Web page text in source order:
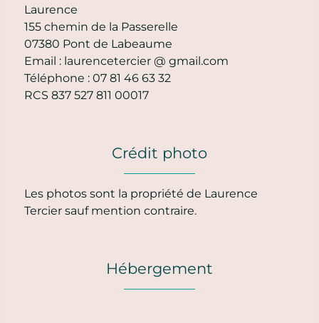
Laurence
155 chemin de la Passerelle
07380 Pont de Labeaume
Email : laurencetercier @ gmail.com
Téléphone : 07 81 46 63 32
RCS 837 527 811 00017
Crédit photo
Les photos sont la propriété de Laurence
Tercier sauf mention contraire.
Hébergement